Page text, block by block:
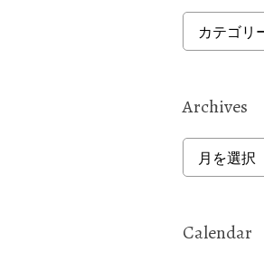
Categories
Archives
Archives
Calendar